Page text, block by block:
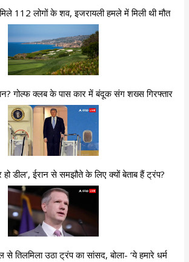
112 लोगों के शव, इजरायली हमले में मिली थी मौत
गोल्फ क्लब के पास कार में बंदूक संग शख्स गिरफ्तार
हो डील’, ईरान से समझौते के लिए क्यों बेताब हैं ट्रंप?
तिलमिला उठा ट्रंप का सांसद, बोला- ‘ये हमारे धर्म